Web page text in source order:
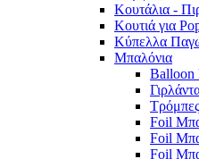
Κουτάλια -
Κουτιά για
Κύπελλα
Μπαλόνια
Balloon
Foil
Foil
Foil